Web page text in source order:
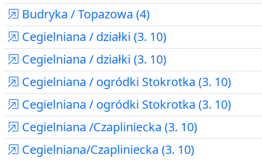
Budryka / Topazowa (4)
Cegielniana / działki (3. 10)
Cegielniana / działki (3. 10)
Cegielniana / ogródki Stokrotka (3. 10)
Cegielniana / ogródki Stokrotka (3. 10)
Cegielniana /Czapliniecka (3. 10)
Cegielniana/Czapliniecka (3. 10)